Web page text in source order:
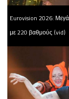
Eurovision 2026:
με 220 βαθμούς (vid)